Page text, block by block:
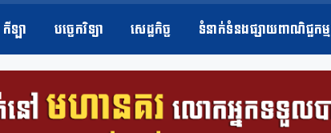
កីឡា បច្ចេកវិទ្យា សេដ្ឋកិច្ច ទំនាក់ទំនងផ្សាយពាណិជ្ជកម្ម